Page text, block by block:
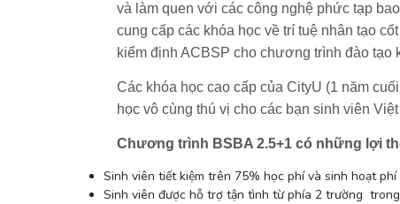
và làm quen với các công nghệ phức tạp
cung cấp các khóa học về trí tuệ nhân tạo
kiểm định ACBSP cho chương trình đào tạo
Các khóa học cao cấp của CityU (1 năm
học vô cùng thú vị cho các bạn sinh viên
Chương trình BSBA 2.5+1 có những lợi
Sinh viên tiết kiệm trên 75% học phí và sinh hoạt
Sinh viên được hỗ trợ tận tình từ phía 2 trường